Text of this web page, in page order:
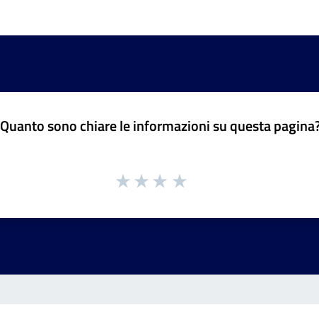
Quanto sono chiare le informazioni su questa